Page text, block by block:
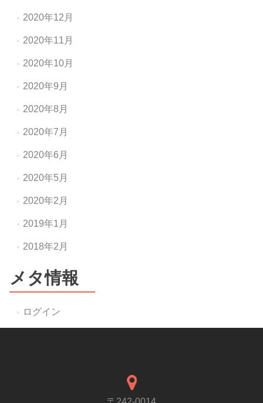
2020年12月
2020年11月
2020年10月
2020年9月
2020年8月
2020年7月
2020年6月
2020年5月
2020年2月
2019年1月
2018年2月
メタ情報
ログイン